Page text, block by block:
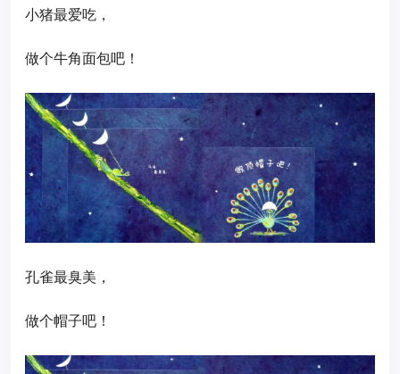
小猪最爱吃，
做个牛角面包吧！
孔雀最臭美，
做个帽子吧！